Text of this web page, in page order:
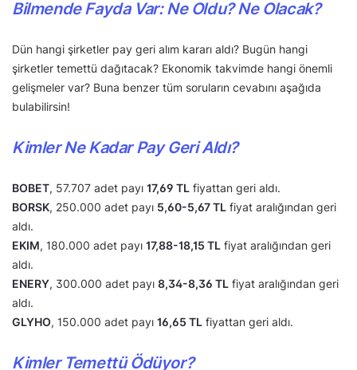
Bilmende Fayda Var: Ne Oldu? Ne Olacak?
Dün hangi şirketler pay geri alım kararı aldı? Bugün hangi
şirketler temettü dağıtacak? Ekonomik takvimde hangi önemli
gelişmeler var? Buna benzer tüm soruların cevabını aşağıda
bulabilirsin!
Kimler Ne Kadar Pay Geri Aldı?
BOBET, 57.707 adet payı 17,69 TL fiyattan geri aldı.
BORSK, 250.000 adet payı 5,60-5,67 TL fiyat aralığından geri
aldı.
EKIM, 180.000 adet payı 17,88-18,15 TL fiyat aralığından geri
aldı.
ENERY, 300.000 adet payı 8,34-8,36 TL fiyat aralığından geri
aldı.
GLYHO, 150.000 adet payı 16,65 TL fiyattan geri aldı.
Kimler Temettü Ödüyor?